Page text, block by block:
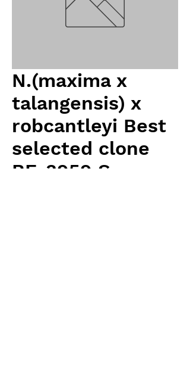
N.(maxima x
talangensis) x
robcantleyi Best
selected clone
BE-3959 S